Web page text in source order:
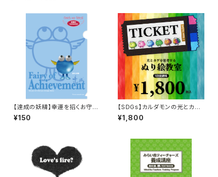
【達成の妖精】幸運を招くお守り
妖精クリアファイル（A5）
¥150
【SDGs】カルダモンの光とカゲ
のぬり絵（受講券）
¥1,800